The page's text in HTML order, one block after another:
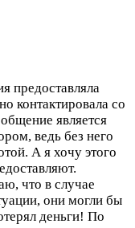
предоставляла
контактировала со
является
ведь без него
А я хочу этого
что в случае
они могли бы
деньги! По